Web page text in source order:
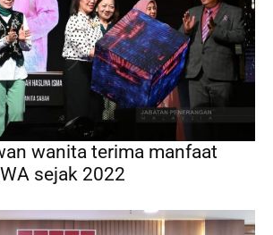
wanita terima manfaat
sejak 2022